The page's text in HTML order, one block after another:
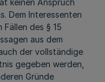
keinen Anspruch
Dem Interessenten
des § 15
aus dem
der vollständige
gegeben werden,
Gründe